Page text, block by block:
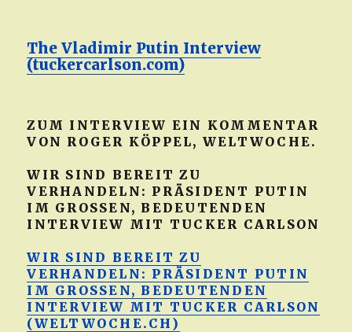
The Vladimir Putin Interview
(tuckercarlson.com)
ZUM INTERVIEW EIN KOMMENTAR
VON ROGER KÖPPEL, WELTWOCHE.
WIR SIND BEREIT ZU
VERHANDELN: PRÄSIDENT PUTIN
IM GROSSEN, BEDEUTENDEN
INTERVIEW MIT TUCKER CARLSON
WIR SIND BEREIT ZU
VERHANDELN: PRÄSIDENT PUTIN
IM GROSSEN, BEDEUTENDEN
INTERVIEW MIT TUCKER CARLSON
(WELTWOCHE.CH)